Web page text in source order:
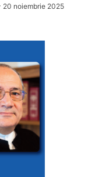
20 noiembrie 2025